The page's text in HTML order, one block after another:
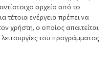
αρχείο από το
ενέργεια πρέπει να
χρήστη, ο οποίος απαιτείται
του προγράμματος